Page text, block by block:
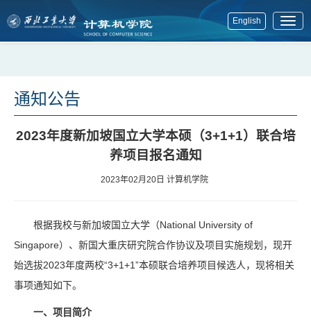
English
展
通知公告
2023年度新加坡国立大学本硕（3+1+1）联合培
养项目报名通知
2023年02月20日 计算机学院
根据我校与新加坡国立大学（National University of
Singapore）、新国大重庆研究院合作协议及项目实施规划，现开
始选拔2023年度两校“3+1+1”本硕联合培养项目候选人，现将相关
事项通知如下。
一、项目简介